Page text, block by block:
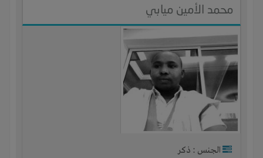
محمد الأمين ميابي
الجنس : ذكر